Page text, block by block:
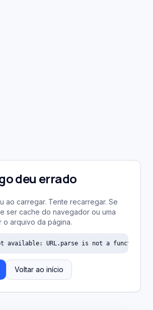
deu errado
ao carregar. Tente recarregar. Se
ser cache do navegador ou uma
o arquivo da página.
available: URL.parse is not a function
Voltar ao início